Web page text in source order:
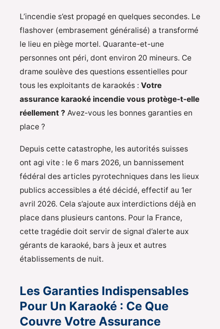
L’incendie s’est propagé en quelques secondes. Le
flashover (embrasement généralisé) a transformé
le lieu en piège mortel. Quarante-et-une
personnes ont péri, dont environ 20 mineurs. Ce
drame soulève des questions essentielles pour
tous les exploitants de karaokés : Votre
assurance karaoké incendie vous protège-t-elle
réellement ? Avez-vous les bonnes garanties en
place ?
Depuis cette catastrophe, les autorités suisses
ont agi vite : le 6 mars 2026, un bannissement
fédéral des articles pyrotechniques dans les lieux
publics accessibles a été décidé, effectif au 1er
avril 2026. Cela s’ajoute aux interdictions déjà en
place dans plusieurs cantons. Pour la France,
cette tragédie doit servir de signal d’alerte aux
gérants de karaoké, bars à jeux et autres
établissements de nuit.
Les Garanties Indispensables
Pour Un Karaoké : Ce Que
Couvre Votre Assurance